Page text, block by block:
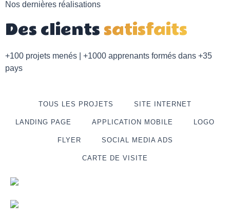
Nos dernières réalisations
Des clientssatisfaits
+100 projets menés | +1000 apprenants formés dans +35
pays
TOUS LES PROJETS SITE INTERNET
LANDING PAGE APPLICATION MOBILE LOGO
FLYER SOCIAL MEDIA ADS
CARTE DE VISITE